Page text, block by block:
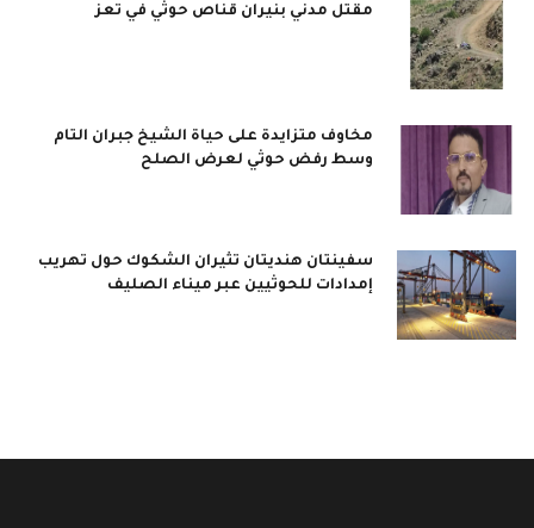
مقتل مدني بنيران قناص حوثي في تعز
مخاوف متزايدة على حياة الشيخ جبران التام
وسط رفض حوثي لعرض الصلح
سفينتان هنديتان تثيران الشكوك حول تهريب
إمدادات للحوثيين عبر ميناء الصليف